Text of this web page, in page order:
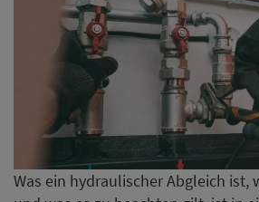
Was ein hydraulischer Abgleich ist,